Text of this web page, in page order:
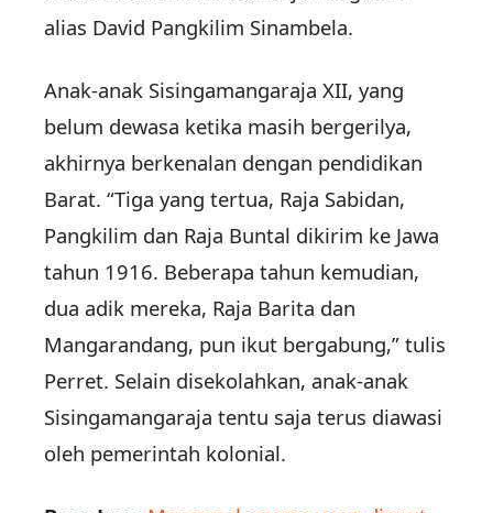
alias David Pangkilim Sinambela.
Anak-anak Sisingamangaraja XII, yang
belum dewasa ketika masih bergerilya,
akhirnya berkenalan dengan pendidikan
Barat. “Tiga yang tertua, Raja Sabidan,
Pangkilim dan Raja Buntal dikirim ke Jawa
tahun 1916. Beberapa tahun kemudian,
dua adik mereka, Raja Barita dan
Mangarandang, pun ikut bergabung,” tulis
Perret. Selain disekolahkan, anak-anak
Sisingamangaraja tentu saja terus diawasi
oleh pemerintah kolonial.